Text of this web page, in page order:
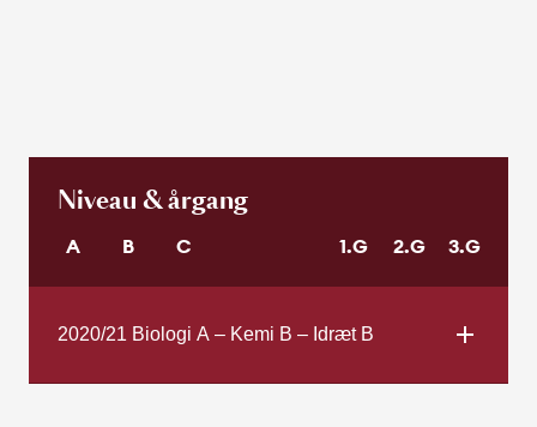
Niveau & årgang
A B C 1.G 2.G 3.G
2020/21 Biologi A – Kemi B – Idræt B